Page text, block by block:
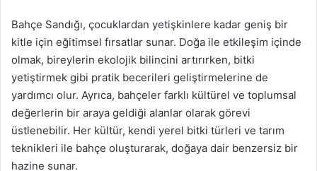
Bahçe Sandığı, çocuklardan yetişkinlere kadar geniş bir
kitle için eğitimsel fırsatlar sunar. Doğa ile etkileşim içinde
olmak, bireylerin ekolojik bilincini artırırken, bitki
yetiştirmek gibi pratik becerileri geliştirmelerine de
yardımcı olur. Ayrıca, bahçeler farklı kültürel ve toplumsal
değerlerin bir araya geldiği alanlar olarak görevi
üstlenebilir. Her kültür, kendi yerel bitki türleri ve tarım
teknikleri ile bahçe oluşturarak, doğaya dair benzersiz bir
hazine sunar.